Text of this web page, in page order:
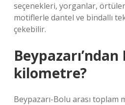
seçenekleri, yorganlar,
motiflerle dantel ve bindallı
çekebilir.
Beypazarı’ndan
kilometre?
Beypazarı-Bolu arası toplam